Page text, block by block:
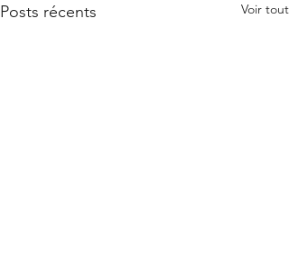
Posts récents Voir tout